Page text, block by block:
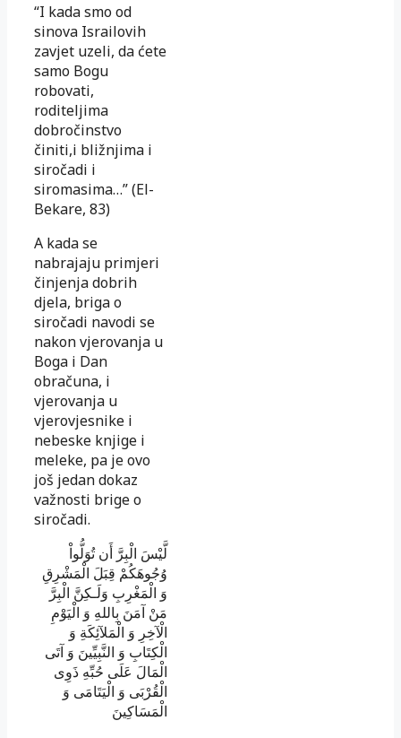
“I kada smo od
sinova Israilovih
zavjet uzeli, da ćete
samo Bogu
robovati,
roditeljima
dobročinstvo
činiti,i bližnjima i
siročadi i
siromasima…” (El-
Bekare, 83)
A kada se
nabrajaju primjeri
činjenja dobrih
djela, briga o
siročadi navodi se
nakon vjerovanja u
Boga i Dan
obračuna, i
vjerovanja u
vjerovjesnike i
nebeske knjige i
meleke, pa je ovo
još jedan dokaz
važnosti brige o
siročadi.
لَّيْسَ الْبِرَّ أَن تُوَلُّواْ
وُجُوهَكُمْ قِبَلَ الْمَشْرِقِ
وَ الْمَغْرِبِ وَلَـكِنَّ الْبِرَّ
مَنْ آمَنَ بِاللهِ وَ الْيَوْمِ
الْآخِرِ وَ الْمَلآئِكَةِ وَ
الْكِتَابِ وَ النَّبِيِّينَ وَ آتَى
الْمَالَ عَلَى حُبِّهِ ذَوِى
الْقُرْبَى وَ الْيَتَامَى وَ
الْمَسَاكِينَ